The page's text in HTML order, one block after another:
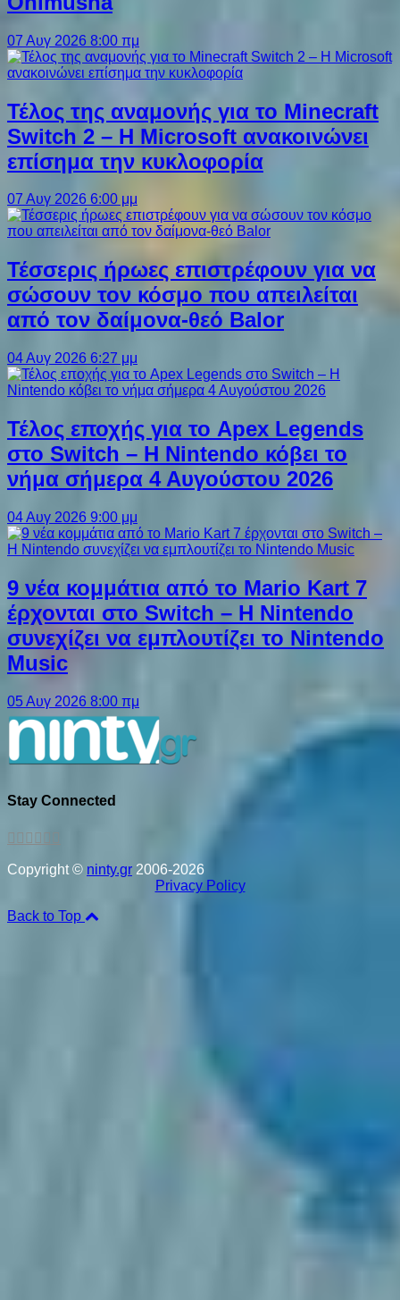
07 Αυγ 2026 8:00 πμ
Τέλος της αναμονής για το Minecraft
Switch 2 – Η Microsoft ανακοινώνει
επίσημα την κυκλοφορία
07 Αυγ 2026 6:00 μμ
Τέσσερις ήρωες επιστρέφουν για να
σώσουν τον κόσμο που απειλείται
από τον δαίμονα-θεό Balor
04 Αυγ 2026 6:27 μμ
Τέλος εποχής για το Apex Legends
στο Switch – Η Nintendo κόβει το
νήμα σήμερα 4 Αυγούστου 2026
04 Αυγ 2026 9:00 μμ
9 νέα κομμάτια από το Mario Kart 7
έρχονται στο Switch – Η Nintendo
συνεχίζει να εμπλουτίζει το Nintendo
Music
05 Αυγ 2026 8:00 πμ
Stay Connected
Copyright © ninty.gr 2006-2026
Privacy Policy
Back to Top